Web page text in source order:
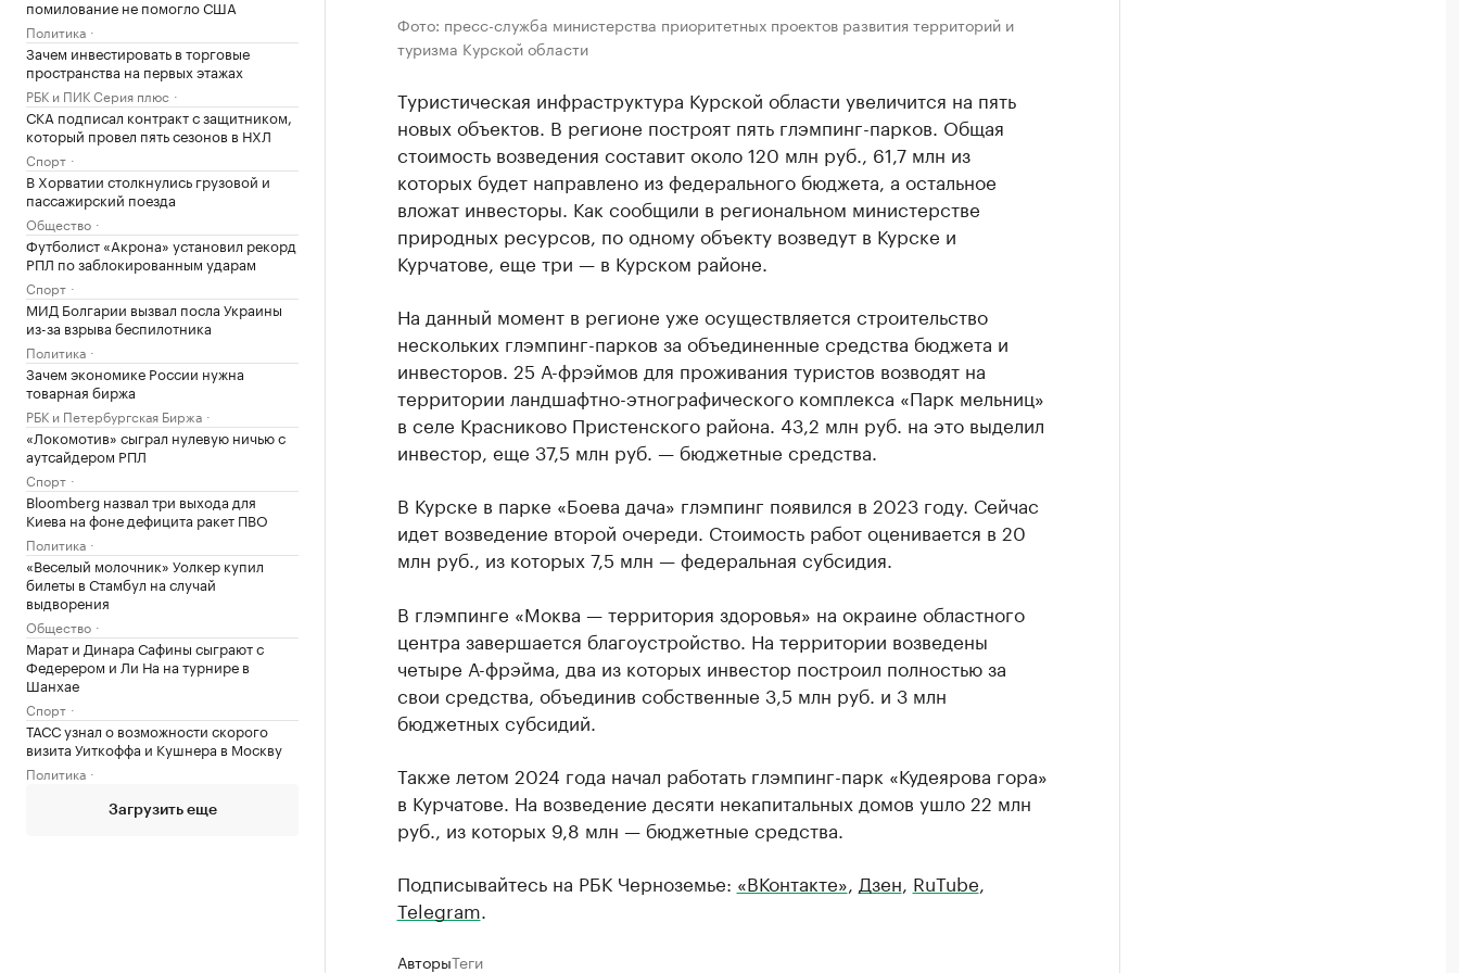
помилование не помогло США
Политика
Зачем инвестировать в торговые
пространства на первых этажах
РБК и ПИК Серия плюс
СКА подписал контракт с защитником,
который провел пять сезонов в НХЛ
Спорт
В Хорватии столкнулись грузовой и
пассажирский поезда
Общество
Футболист «Акрона» установил рекорд
РПЛ по заблокированным ударам
Спорт
МИД Болгарии вызвал посла Украины
из-за взрыва беспилотника
Политика
Зачем экономике России нужна
товарная биржа
РБК и Петербургская Биржа
«Локомотив» сыграл нулевую ничью с
аутсайдером РПЛ
Спорт
Bloomberg назвал три выхода для
Киева на фоне дефицита ракет ПВО
Политика
«Веселый молочник» Уолкер купил
билеты в Стамбул на случай
выдворения
Общество
Марат и Динара Сафины сыграют с
Федерером и Ли На на турнире в
Шанхае
Спорт
ТАСС узнал о возможности скорого
визита Уиткоффа и Кушнера в Москву
Политика
Загрузить еще
Фото: пресс-служба министерства приоритетных проектов развития территорий и
туризма Курской области
Туристическая инфраструктура Курской области увеличится на пять
новых объектов. В регионе построят пять глэмпинг-парков. Общая
стоимость возведения составит около 120 млн руб., 61,7 млн из
которых будет направлено из федерального бюджета, а остальное
вложат инвесторы. Как сообщили в региональном министерстве
природных ресурсов, по одному объекту возведут в Курске и
Курчатове, еще три — в Курском районе.
На данный момент в регионе уже осуществляется строительство
нескольких глэмпинг-парков за объединенные средства бюджета и
инвесторов. 25 А-фрэймов для проживания туристов возводят на
территории ландшафтно-этнографического комплекса «Парк мельниц»
в селе Красниково Пристенского района. 43,2 млн руб. на это выделил
инвестор, еще 37,5 млн руб. — бюджетные средства.
В Курске в парке «Боева дача» глэмпинг появился в 2023 году. Сейчас
идет возведение второй очереди. Стоимость работ оценивается в 20
млн руб., из которых 7,5 млн — федеральная субсидия.
В глэмпинге «Моква — территория здоровья» на окраине областного
центра завершается благоустройство. На территории возведены
четыре А-фрэйма, два из которых инвестор построил полностью за
свои средства, объединив собственные 3,5 млн руб. и 3 млн
бюджетных субсидий.
Также летом 2024 года начал работать глэмпинг-парк «Кудеярова гора»
в Курчатове. На возведение десяти некапитальных домов ушло 22 млн
руб., из которых 9,8 млн — бюджетные средства.
Подписывайтесь на РБК Черноземье: «ВКонтакте» Дзен RuTube
Telegram
АвторыТеги